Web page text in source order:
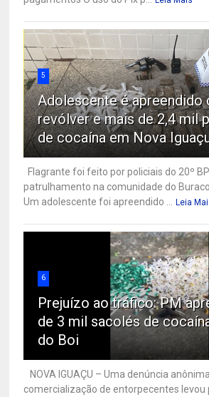
5
Adolescente é apreendido
revólver e mais de 2,4 mil
de cocaína em Nova
Flagrante foi feito por policiais do 20º
patrulhamento na comunidade do
Um adolescente foi apreendido ...
Leia
6
Prejuízo ao tráfico: PM
de 3 mil sacolés de
do Boi
NOVA IGUAÇU – Uma denúncia
comercialização de entorpecentes levou